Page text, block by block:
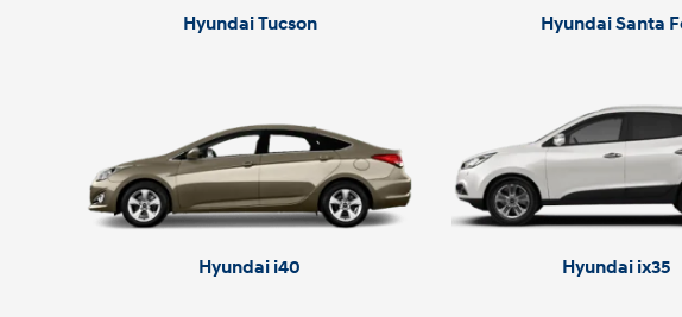
Hyundai Tucson Hyundai Santa
Hyundai i40 Hyundai ix35